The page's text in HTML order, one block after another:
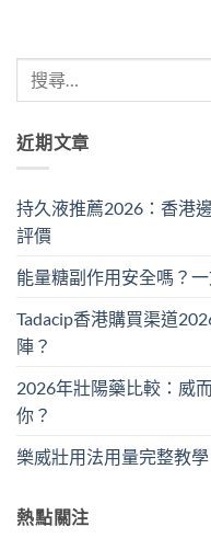
近期文章
持久液推薦2026：香港
評價
能量糖副作用安全嗎？
Tadacip香港購買渠道
陣？
2026年壯陽藥比較：威
你？
樂威壯用法用量完整教
熱點關注